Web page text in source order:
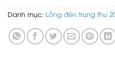
Danh mục: Lồng đèn trung thu